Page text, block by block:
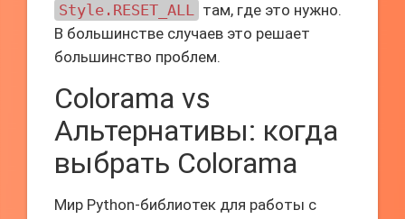
Style.RESET_ALL там, где это нужно.
В большинстве случаев это решает
большинство проблем.
Colorama vs
Альтернативы: когда
выбрать Colorama
Мир Python-библиотек для работы с